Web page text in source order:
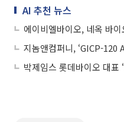
AI 추천 뉴스
지놈앤컴퍼니, ‘GICP-120